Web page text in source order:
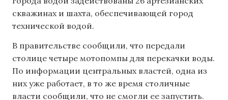
скважинах и шахта, обеспечивающей город
технической водой.
В правительстве сообщили, что передали
столице четыре мотопомпы для перекачки воды.
По информации центральных властей, одна из
них уже работает, в то же время столичные
власти сообщили, что не смогли ее запустить.